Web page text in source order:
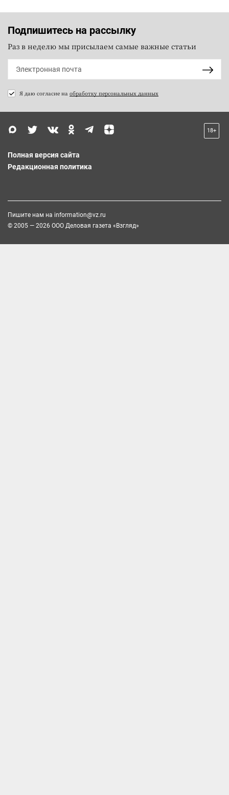
Подпишитесь на рассылку
Раз в неделю мы присылаем самые важные статьи
Я даю согласие на обработку персональных данных
18+
Полная версия сайта
Редакционная политика
Пишите нам на information@vz.ru
© 2005 — 2026 ООО Деловая газета «Взгляд»